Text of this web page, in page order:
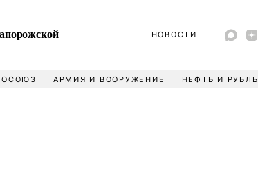
НОВОСТИ
АРМИЯ И ВООРУЖЕНИЕ НЕФТЬ И РУБЛЬ